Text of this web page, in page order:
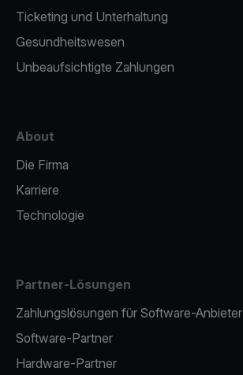
Ticketing und Unterhaltung
Gesundheitswesen
Unbeaufsichtigte Zahlungen
About
Die Firma
Karriere
Technologie
Partner-Lösungen
Zahlungslösungen für Software-Anbieter
Software-Partner
Hardware-Partner